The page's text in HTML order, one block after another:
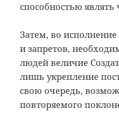
способностью являть
Затем, во
и запретов,
людей величие
лишь укрепление
свою очередь,
повторяемого